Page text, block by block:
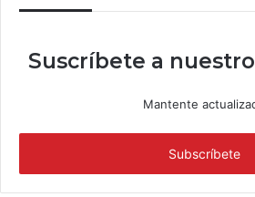
Suscríbete a
Mantente